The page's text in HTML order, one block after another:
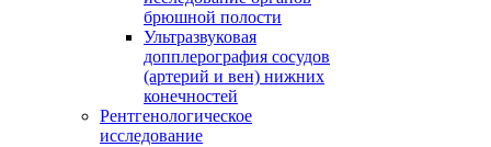
брюшной полости
Ультразвуковая
допплерография сосудов
(артерий и вен) нижних
конечностей
Рентгенологическое
исследование